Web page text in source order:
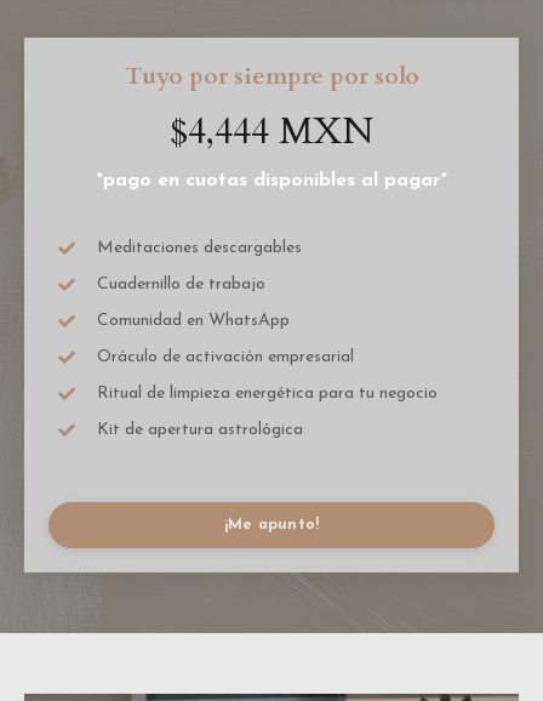
Tuyo por siempre por solo
$4,444 MXN
*pago en cuotas disponibles al pagar*
Meditaciones descargables
Cuadernillo de trabajo
Comunidad en WhatsApp
Oráculo de activación empresarial
Ritual de limpieza energética para tu negocio
Kit de apertura astrológica
¡Me apunto!